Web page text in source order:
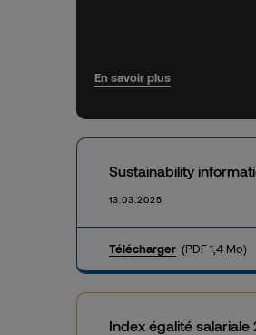
En savoir plus
Sustainability
13.03.2025
Télécharger (PDF 1,4 Mo)
Index égalité salariale